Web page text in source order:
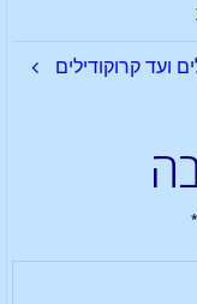
ועד קרוקודילים
*